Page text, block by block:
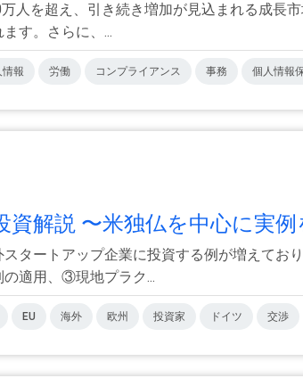
人を超え、引き続き増加が見込まれる成長
す。さらに、...
情報 労働 コンプライアンス 事務 個人情報
解説 〜米独仏を中心に実
タートアップ企業に投資する例が増えて
適用、③現地プラク...
EU 海外 欧州 投資家 ドイツ 交渉